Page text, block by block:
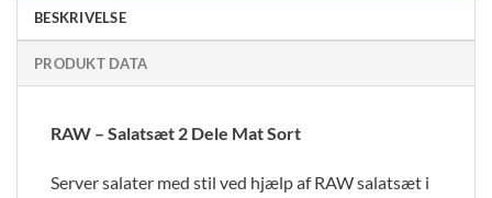
BESKRIVELSE
PRODUKT DATA
RAW – Salatsæt 2 Dele Mat Sort
Server salater med stil ved hjælp af RAW salatsæt i